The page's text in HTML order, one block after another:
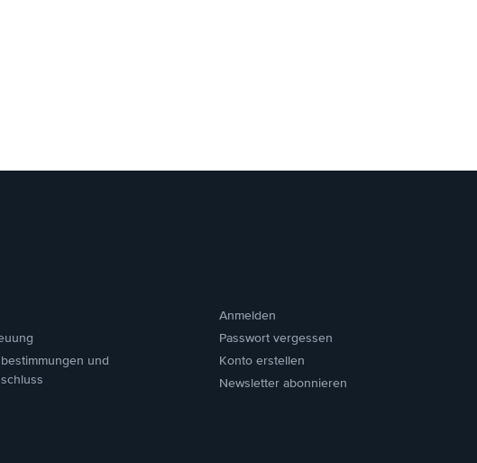
und
Anmelden
Passwort vergessen
Konto erstellen
Newsletter abonnieren